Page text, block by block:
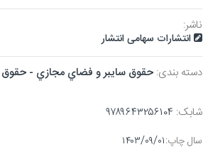
ناشر:
انتشارات سهامی انتشار
دسته بندی:حقوق سايبر و فضاي مجازي -
شابک: ۹۷۸۹۶۴۳۲۵۶۱۰۴
سال چاپ:۱۴۰۳/۰۹/۰۱